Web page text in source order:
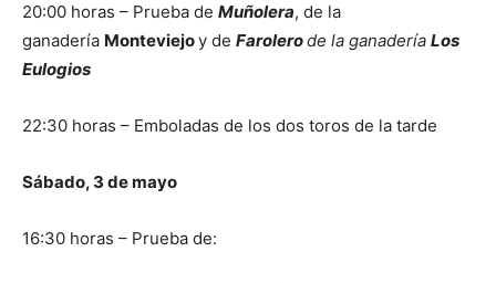
20:00 horas – Prueba de Muñolera, de la
ganadería Monteviejoy de Farolerode la ganadería Los
Eulogios
22:30 horas – Emboladas de los dos toros de la tarde
Sábado, 3 de mayo
16:30 horas – Prueba de: